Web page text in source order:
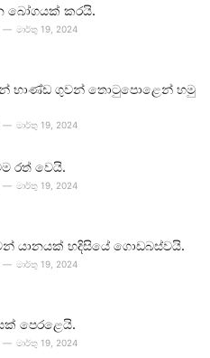
බෝගයක් කරයි.
මාර්තු 19, 2024
භාණ්ඩ ගුවන් තොටුපොළෙන් හමු
මාර්තු 19, 2024
රත් වෙයි.
මාර්තු 19, 2024
යානයක් හදිසියේ ගොඩබස්වයි.
මාර්තු 19, 2024
පෙරළෙයි.
මාර්තු 19, 2024